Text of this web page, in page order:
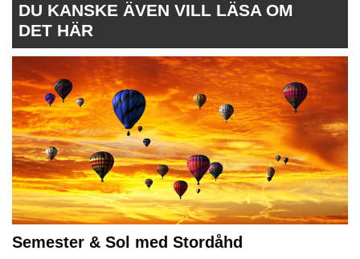
DU KANSKE ÄVEN VILL LÄSA OM
DET HÄR
Semester & Sol med Stordåhd